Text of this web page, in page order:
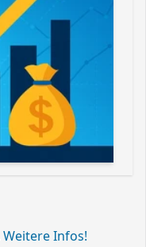
Weitere Infos!